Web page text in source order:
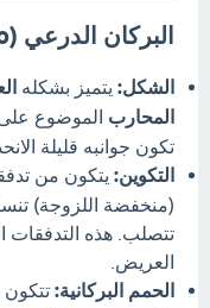
البركان الدرعي (Shield Volcano)
الشكل: يتميز بشكله
المحارب الموضوع
تكون جوانبه قليلة
التكوين: يتكون من
(منخفضة اللزوجة)
تتصلب. هذه التدفقات
العريض.
الحمم البركانية: تتكون